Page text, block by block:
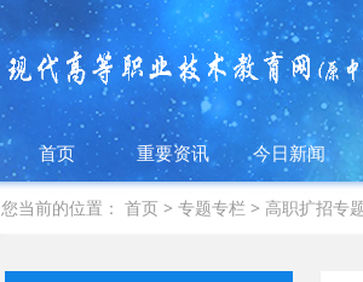
首页 重要资讯 今日新闻
您当前的位置：首页 >专题专栏 > 高职扩招专